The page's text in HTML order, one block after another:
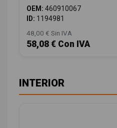
OEM: 460910067
ID: 1194981
48,00 € Sin IVA
58,08 € Con IVA
INTERIOR